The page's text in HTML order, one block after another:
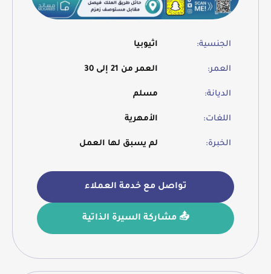
الجنسية: اثيوبيا
العمر: العمر من 21 إلى 30
الديانة: مسلم
اللغات: الأمهرية
الخبرة: لم يسبق لها العمل
تواصل مع خدمة العملاء
📤 مشاركة السيرة الذاتية